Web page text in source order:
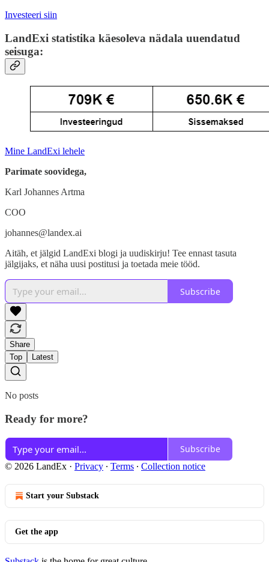
Investeeri siin
LandExi statistika käesoleva nädala uuendatud
seisuga:
Mine LandExi lehele
Parimate soovidega,
Karl Johannes Artma
COO
johannes@landex.ai
Aitäh, et jälgid LandExi blogi ja uudiskirju! Tee ennast tasuta
jälgijaks, et näha uusi postitusi ja toetada meie tööd.
Subscribe
Share
Top
Latest
No posts
Ready for more?
Subscribe
© 2026 LandEx · Privacy ∙ Terms ∙ Collection notice
Start your Substack
Get the app